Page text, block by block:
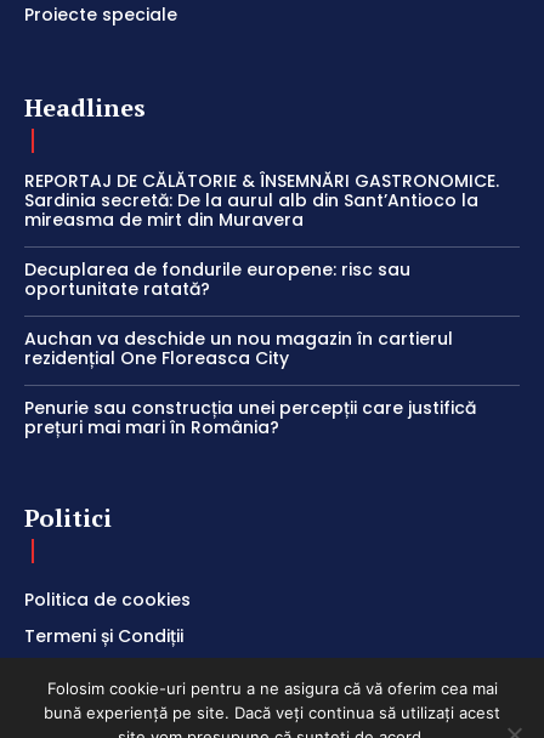
Proiecte speciale
Headlines
REPORTAJ DE CĂLĂTORIE & ÎNSEMNĂRI GASTRONOMICE.
Sardinia secretă: De la aurul alb din Sant’Antioco la
mireasma de mirt din Muravera
Decuplarea de fondurile europene: risc sau
oportunitate ratată?
Auchan va deschide un nou magazin în cartierul
rezidențial One Floreasca City
Penurie sau construcția unei percepții care justifică
prețuri mai mari în România?
Politici
Politica de cookies
Termeni și Condiții
Folosim cookie-uri pentru a ne asigura că vă oferim cea mai
bună experiență pe site. Dacă veți continua să utilizați acest